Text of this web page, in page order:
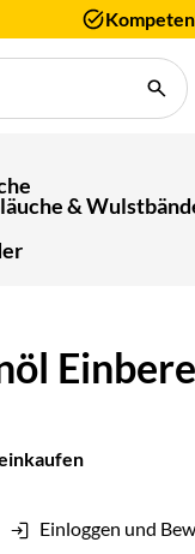
&
Einloggen und